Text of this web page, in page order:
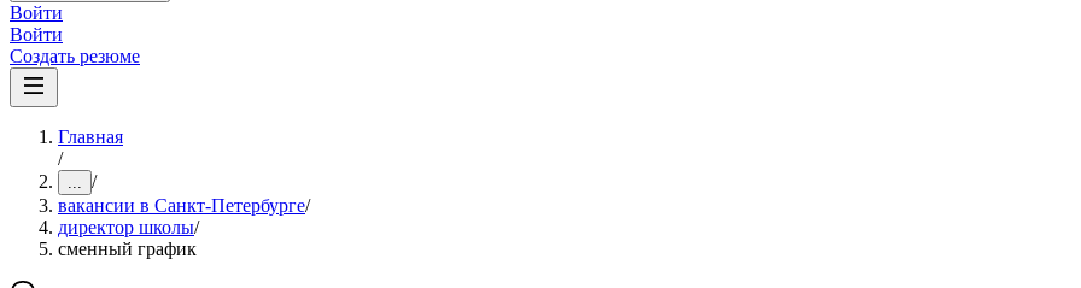
Войти
Войти
Создать резюме
Главная
/
... /
вакансии в Санкт-Петербурге/
директор школы/
сменный график